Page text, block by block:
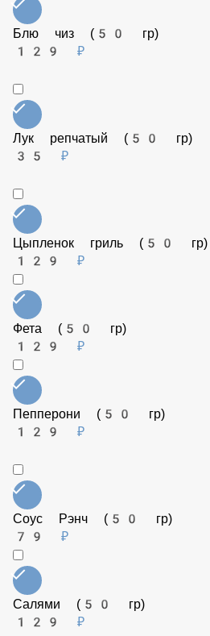
Маслины (50 гр)
99 ₽
Блю чиз (50 гр)
129 ₽
Лук репчатый (50 гр)
35 ₽
Цыпленок гриль (50 гр)
129 ₽
Фета (50 гр)
129 ₽
Пепперони (50 гр)
129 ₽